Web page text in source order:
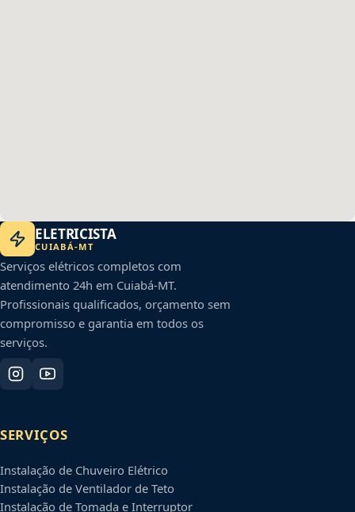
ELETRICISTA
CUIABÁ-MT
Serviços elétricos completos com
atendimento 24h em Cuiabá-MT.
Profissionais qualificados, orçamento sem
compromisso e garantia em todos os
serviços.
SERVIÇOS
Instalação de Chuveiro Elétrico
Instalação de Ventilador de Teto
Instalação de Tomada e Interruptor